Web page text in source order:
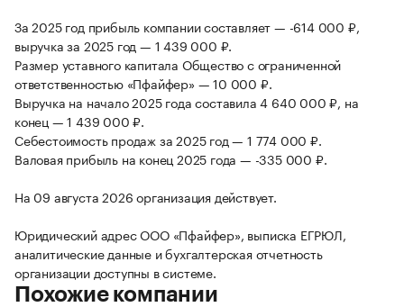
За 2025 год прибыль компании составляет — -614 000 ₽,
выручка за 2025 год — 1 439 000 ₽.
Размер уставного капитала Общество с ограниченной
ответственностью «Пфайфер» — 10 000 ₽.
Выручка на начало 2025 года составила 4 640 000 ₽, на
конец — 1 439 000 ₽.
Себестоимость продаж за 2025 год — 1 774 000 ₽.
Валовая прибыль на конец 2025 года — -335 000 ₽.
На 09 августа 2026 организация действует.
Юридический адрес ООО «Пфайфер», выписка ЕГРЮЛ,
аналитические данные и бухгалтерская отчетность
организации доступны в системе.
Похожие компании